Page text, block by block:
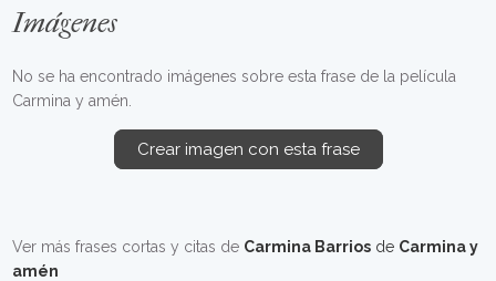
Imágenes
No se ha encontrado imágenes sobre esta frase de la película
Carmina y amén.
Crear imagen con esta frase
Ver más frases cortas y citas de Carmina Barrios de Carmina y
amén